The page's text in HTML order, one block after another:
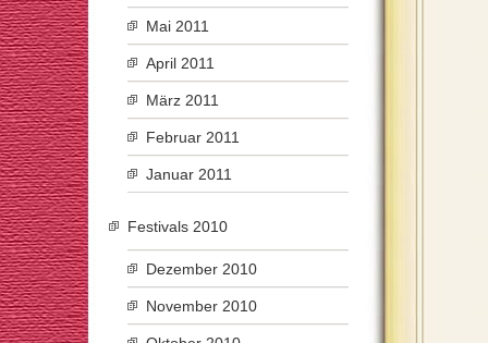
Mai 2011
April 2011
März 2011
Februar 2011
Januar 2011
Festivals 2010
Dezember 2010
November 2010